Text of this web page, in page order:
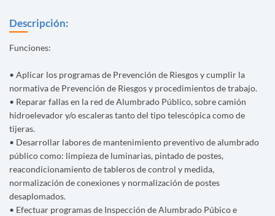
Descripción:
Funciones:
• Aplicar los programas de Prevención de Riesgos y cumplir la
normativa de Prevención de Riesgos y procedimientos de trabajo.
• Reparar fallas en la red de Alumbrado Público, sobre camión
hidroelevador y/o escaleras tanto del tipo telescópica como de
tijeras.
• Desarrollar labores de mantenimiento preventivo de alumbrado
público como: limpieza de luminarias, pintado de postes,
reacondicionamiento de tableros de control y medida,
normalización de conexiones y normalización de postes
desaplomados.
• Efectuar programas de Inspección de Alumbrado Púbico e